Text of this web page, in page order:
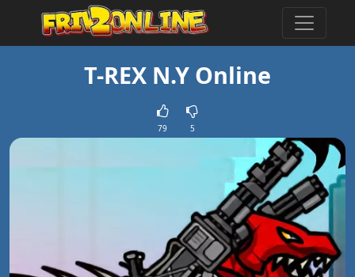
T-REX N.Y Online
79 5